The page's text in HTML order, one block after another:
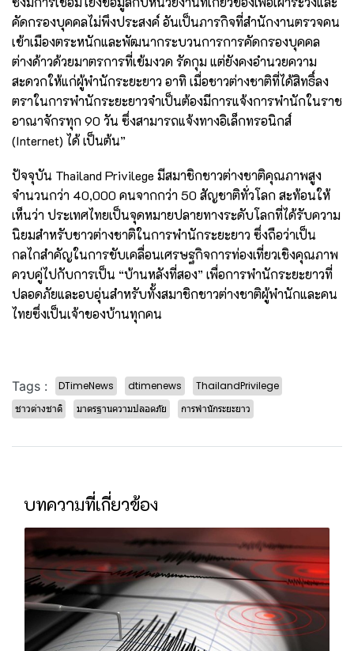
คัดกรองบุคคลไม่พึงประสงค์ อันเป็นภารกิจที่สำนักงานตรวจคน
เข้าเมืองตระหนักและพัฒนากระบวนการการคัดกรองบุคคล
ต่างด้าวด้วยมาตรการที่เข้มงวด รัดกุม แต่ยังคงอำนวยความ
สะดวกให้แก่ผู้พำนักระยะยาว อาทิ เมื่อชาวต่างชาติที่ได้สิทธิ์ลง
ตราในการพำนักระยะยาวจำเป็นต้องมีการแจ้งการพำนักในราช
อาณาจักรทุก 90 วัน ซึ่งสามารถแจ้งทางอิเล็กทรอนิกส์
(Internet) ได้ เป็นต้น”
ปัจจุบัน Thailand Privilege มีสมาชิกชาวต่างชาติคุณภาพสูง
จำนวนกว่า 40,000 คนจากกว่า 50 สัญชาติทั่วโลก สะท้อนให้
เห็นว่า ประเทศไทยเป็นจุดหมายปลายทางระดับโลกที่ได้รับความ
นิยมสำหรับชาวต่างชาติในการพำนักระยะยาว ซึ่งถือว่าเป็น
กลไกสำคัญในการขับเคลื่อนเศรษฐกิจการท่องเที่ยวเชิงคุณภาพ
ควบคู่ไปกับการเป็น “บ้านหลังที่สอง” เพื่อการพำนักระยะยาวที่
ปลอดภัยและอบอุ่นสำหรับทั้งสมาชิกชาวต่างชาติผู้พำนักและคน
ไทยซึ่งเป็นเจ้าของบ้านทุกคน
Tags : DTimeNews dtimenews
ThailandPrivilege
ชาวต่างชาติ
มาตรฐานความปลอดภัย การพำนักระยะยาว
บทความที่เกี่ยวข้อง